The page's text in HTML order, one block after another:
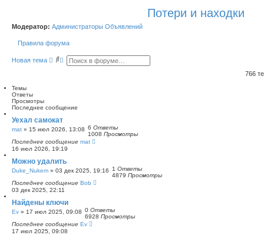
о
Потери и находки
Модератор: Администраторы Объявлений
Правила форума
Новая тема
П Р
н
й
о
и
к
766
Темы
Ответы
Просмотры
Последнее сообщение
Уехал самокат
mat » 15 июл 2026, 13:08 6 Ответы
1008 Просмотры
Последнее сообщение mat
16 июл 2026, 19:19
Можно удалить
Duke_Nukem » 03 дек 2025, 19:16 1 Ответы
4879 Просмотры
Последнее сообщение Bob
03 дек 2025, 22:11
Найдены ключи
Ev » 17 июл 2025, 09:08 0 Ответы
6928 Просмотры
Последнее сообщение Ev
17 июл 2025, 09:08